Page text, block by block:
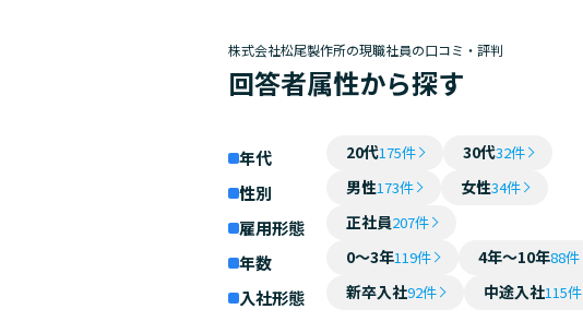
株式会社松尾製作所の現職社員の口コミ・評判
回答者属性から探す
年代 20代175件 30代32件
性別 男性173件 女性34件
雇用形態 正社員207件
年数 0～3年119件 4年～10年88件
入社形態 新卒入社92件 中途入社115件